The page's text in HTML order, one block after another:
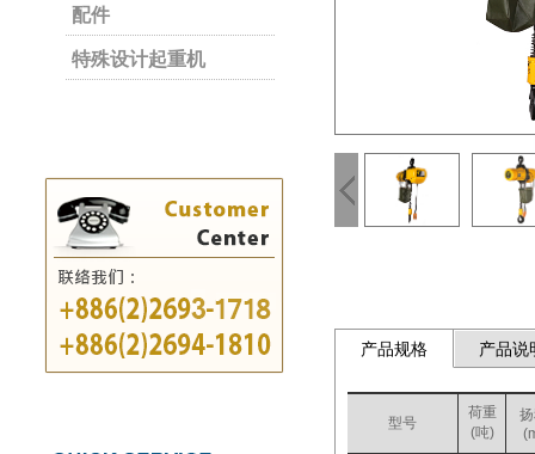
配件
特殊设计起重机
产品规格 产品说
型号
荷重
(吨)